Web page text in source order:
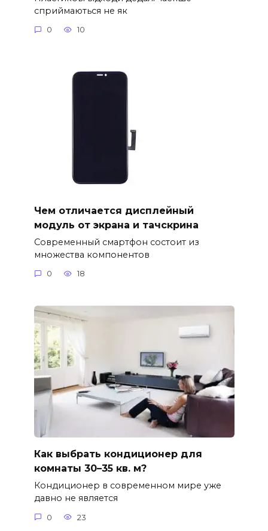
сприймаються не як
0 10
Чем отличается дисплейный
модуль от экрана и тачскрина
Современный смартфон состоит из
множества компонентов
0 18
Как выбрать кондиционер для
комнаты 30–35 кв. м?
Кондиционер в современном мире уже
давно не является
0 23